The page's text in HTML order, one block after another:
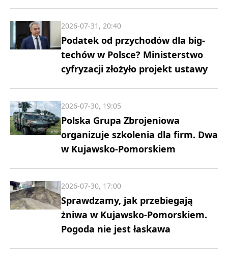
Podatek od przychodów dla big-
techów w Polsce? Ministerstwo
cyfryzacji złożyło projekt ustawy
2026-07-31, 20:40
Polska Grupa Zbrojeniowa
organizuje szkolenia dla firm. Dwa
w Kujawsko-Pomorskiem
2026-07-30, 19:05
Sprawdzamy, jak przebiegają
żniwa w Kujawsko-Pomorskiem.
Pogoda nie jest łaskawa
2026-07-30, 17:00